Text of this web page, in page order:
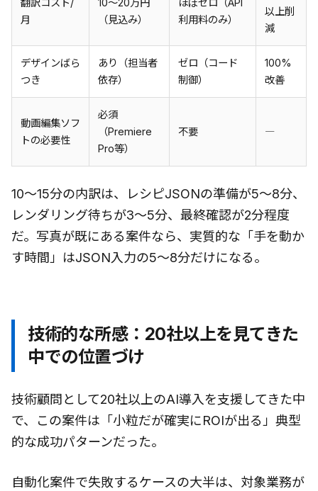
翻訳コスト/
月
10〜20万円
（見込み）
ほぼゼロ（API
利用料のみ）
以上削
減
デザインばら
つき
あり（担当者
依存）
ゼロ（コード
制御）
100%
改善
動画編集ソフ
トの必要性
必須
（Premiere
Pro等）
不要 ―
10〜15分の内訳は、レシピJSONの準備が5〜8分、
レンダリング待ちが3〜5分、最終確認が2分程度
だ。写真が既にある案件なら、実質的な「手を動か
す時間」はJSON入力の5〜8分だけになる。
技術的な所感：20社以上を見てきた
中での位置づけ
技術顧問として20社以上のAI導入を支援してきた中
で、この案件は「小粒だが確実にROIが出る」典型
的な成功パターンだった。
自動化案件で失敗するケースの大半は、対象業務が